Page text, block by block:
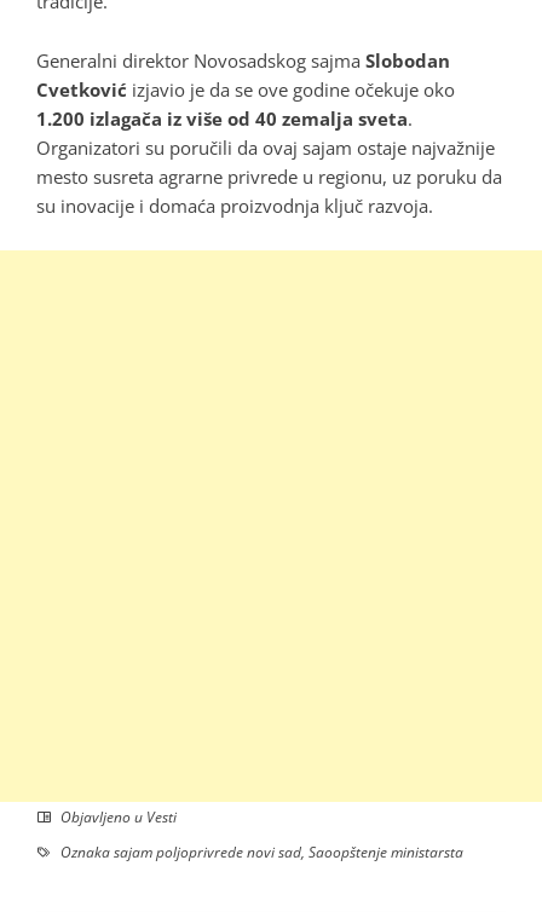
Generalni direktor Novosadskog sajma Slobodan
Cvetković izjavio je da se ove godine očekuje oko
1.200 izlagača iz više od 40 zemalja sveta.
Organizatori su poručili da ovaj sajam ostaje najvažnije
mesto susreta agrarne privrede u regionu, uz poruku da
su inovacije i domaća proizvodnja ključ razvoja.
Objavljeno u Vesti
Oznakasajam poljoprivrede novi sad, Saoopštenje ministarsta